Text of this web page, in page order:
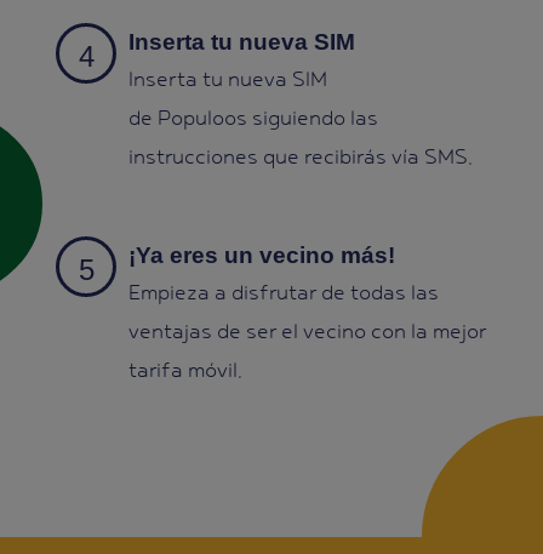
Inserta tu nueva SIM
Inserta tu nueva SIM
de Populoos siguiendo las
instrucciones que recibirás vía SMS.
¡Ya eres un vecino más!
Empieza a disfrutar de todas las
ventajas de ser el vecino con la mejor
tarifa móvil.